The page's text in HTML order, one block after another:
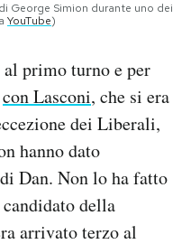
George Simion durante uno dei
YouTube)
al primo turno e per
con Lasconi, che si era
dei Liberali,
hanno dato
Dan. Non lo ha fatto
della
arrivato terzo al